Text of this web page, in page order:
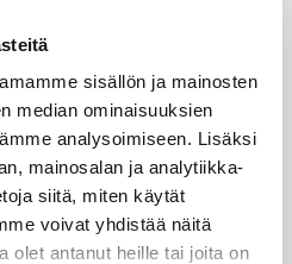
sisällön ja mainosten
median ominaisuuksien
analysoimiseen. Lisäksi
mainosalan ja analytiikka-
siitä, miten käytät
voivat yhdistää näitä
olet antanut heille tai joita on